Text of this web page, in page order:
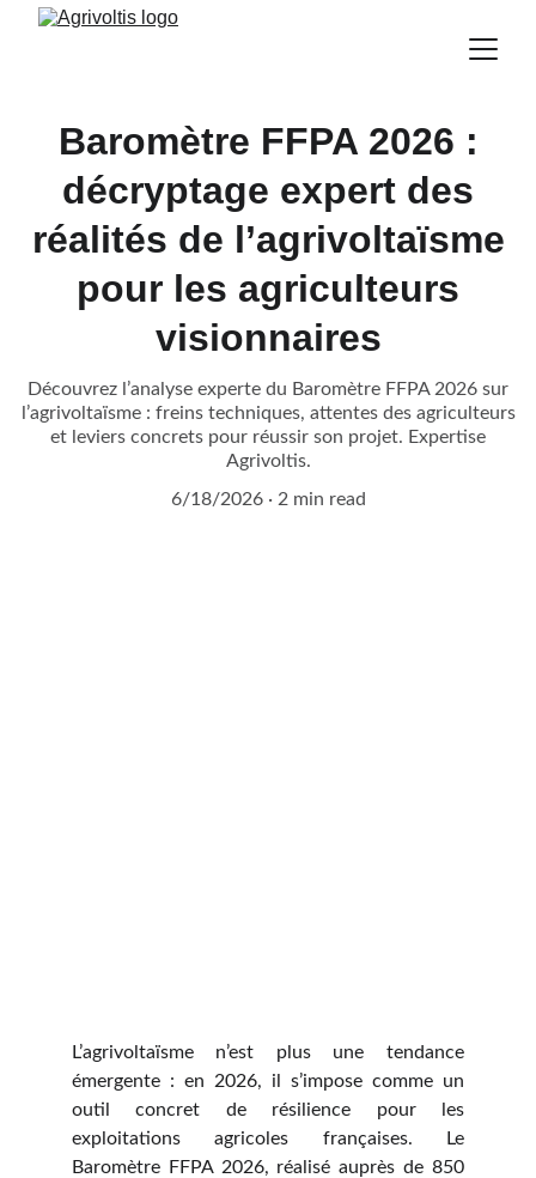
Baromètre FFPA 2026 :
décryptage expert des
réalités de l’agrivoltaïsme
pour les agriculteurs
visionnaires
Découvrez l’analyse experte du Baromètre FFPA 2026 sur
l’agrivoltaïsme : freins techniques, attentes des agriculteurs
et leviers concrets pour réussir son projet. Expertise
Agrivoltis.
6/18/2026
2 min read
L’agrivoltaïsme n’est plus une tendance
émergente : en 2026, il s’impose comme un
outil concret de résilience pour les
exploitations agricoles françaises. Le
Baromètre FFPA 2026, réalisé auprès de 850